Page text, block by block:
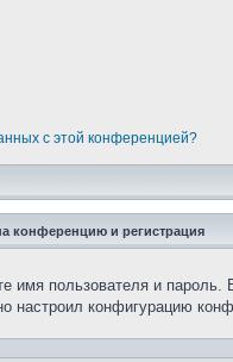
с этой конференцией?
конференцию и регистрация
пользователя и
конфигурацию